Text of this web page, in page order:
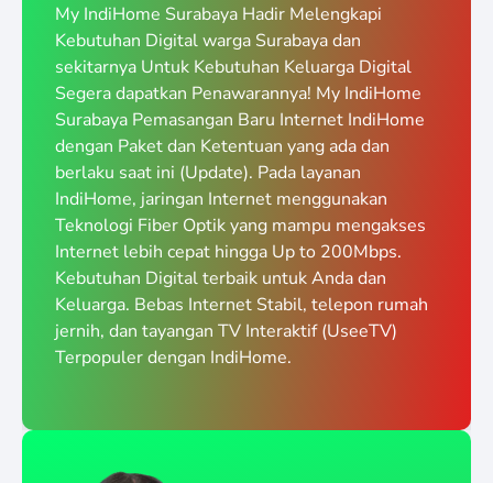
My IndiHome Surabaya Hadir Melengkapi
Kebutuhan Digital warga Surabaya dan
sekitarnya Untuk Kebutuhan Keluarga Digital
Segera dapatkan Penawarannya! My IndiHome
Surabaya Pemasangan Baru Internet IndiHome
dengan Paket dan Ketentuan yang ada dan
berlaku saat ini (Update). Pada layanan
IndiHome, jaringan Internet menggunakan
Teknologi Fiber Optik yang mampu mengakses
Internet lebih cepat hingga Up to 200Mbps.
Kebutuhan Digital terbaik untuk Anda dan
Keluarga. Bebas Internet Stabil, telepon rumah
jernih, dan tayangan TV Interaktif (UseeTV)
Terpopuler dengan IndiHome.